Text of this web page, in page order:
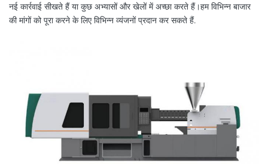
नई कार्रवाई सीखते हैं या कुछ अभ्यासों और खेलों में अच्छा करते हैं।हम विभिन्न बाजार
की मांगों को पूरा करने के लिए विभिन्न व्यंजनों प्रदान कर सकते हैं.